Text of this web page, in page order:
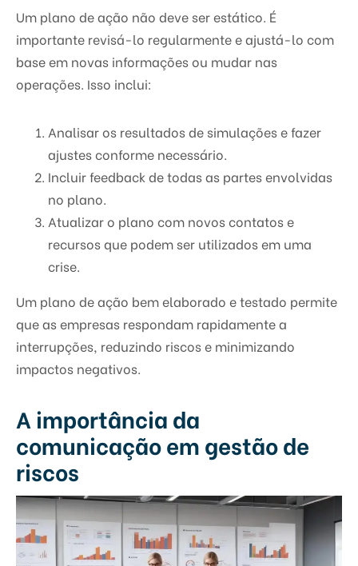
Um plano de ação não deve ser estático. É
importante revisá-lo regularmente e ajustá-lo com
base em novas informações ou mudar nas
operações. Isso inclui:
Analisar os resultados de simulações e fazer
ajustes conforme necessário.
Incluir feedback de todas as partes envolvidas
no plano.
Atualizar o plano com novos contatos e
recursos que podem ser utilizados em uma
crise.
Um plano de ação bem elaborado e testado permite
que as empresas respondam rapidamente a
interrupções, reduzindo riscos e minimizando
impactos negativos.
A importância da
comunicação em gestão de
riscos